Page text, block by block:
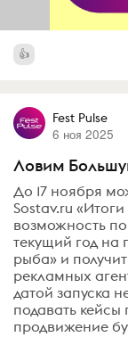
Fest Pulse
6 ноя 2025
Ловим
До 17 ноября
Sostav.ru
возможность
текущий год
рыба» и
рекламных
датой запуска
подавать кейсы
продвижение